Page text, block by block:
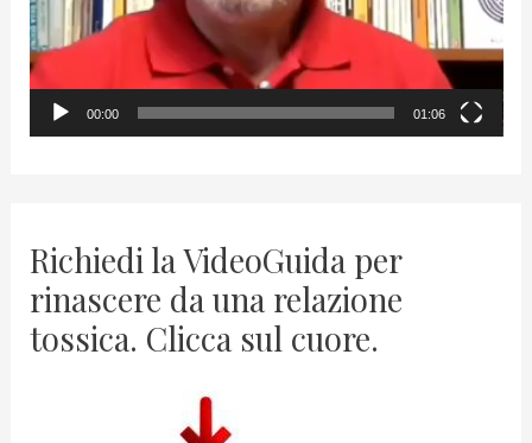
l
a
y
00:00 01:06
Richiedi la VideoGuida per
rinascere da una relazione
tossica. Clicca sul cuore.